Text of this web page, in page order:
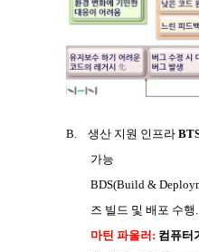
B. 생산 지원 인프라
가능
BDS(Build &
즈 빌드 및 배포 수행
마틴 파울러: 컴퓨터